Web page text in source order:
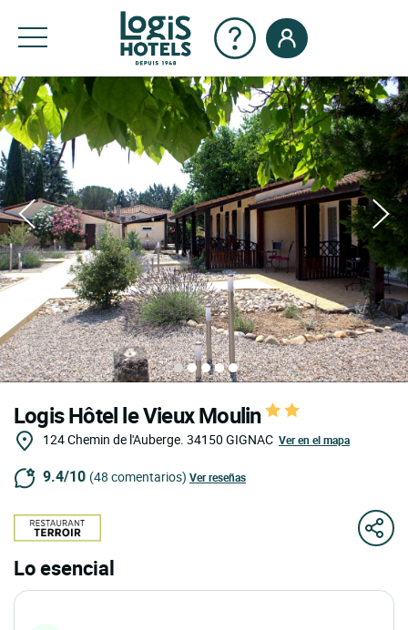
Logis Hôtel le Vieux Moulin
124 Chemin de l'Auberge. 34150 GIGNAC Ver en el mapa
9.4/10 (48 comentarios) Ver reseñas
Lo esencial